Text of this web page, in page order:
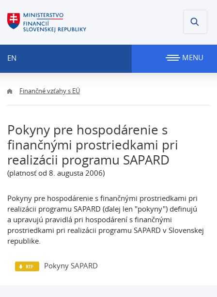
EN MENU
Finančné vzťahy s EÚ
Pokyny pre hospodárenie s
finančnými prostriedkami pri
realizácii programu SAPARD
(platnosť od 8. augusta 2006)
Pokyny pre hospodárenie s finančnými prostriedkami pri
realizácii programu SAPARD (ďalej len "pokyny") definujú
a upravujú pravidlá pri hospodárení s finančnými
prostriedkami pri realizácii programu SAPARD v Slovenskej
republike.
Pokyny SAPARD